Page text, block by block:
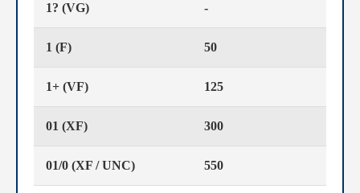
1? (VG) -
1 (F) 50
1+ (VF) 125
01 (XF) 300
01/0 (XF / UNC) 550